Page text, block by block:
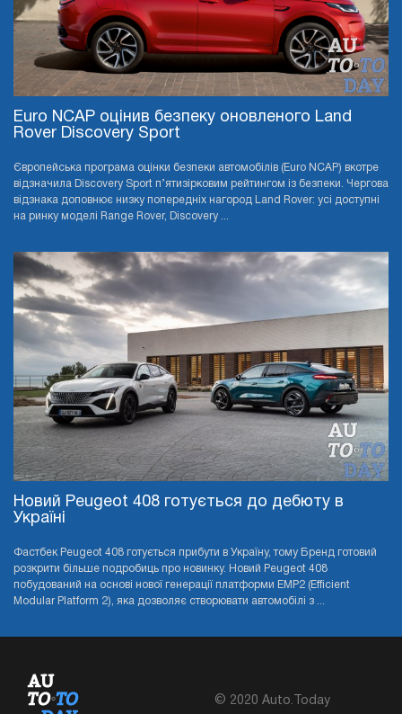
Euro NCAP оцінив безпеку оновленого Land
Rover Discovery Sport
Європейська програма оцінки безпеки автомобілів (Euro NCAP) вкотре
відзначила Discovery Sport п’ятизірковим рейтингом із безпеки. Чергова
відзнака доповнює низку попередніх нагород Land Rover: усі доступні
на ринку моделі Range Rover, Discovery ...
Новий Peugeot 408 готується до дебюту в
Україні
Фастбек Peugeot 408 готується прибути в Україну, тому Бренд готовий
розкрити більше подробиць про новинку. Новий Peugeot 408
побудований на основі нової генерації платформи EMP2 (Efficient
Modular Platform 2), яка дозволяє створювати автомобілі з ...
© 2020 Auto.Today